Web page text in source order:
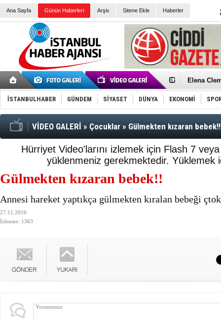
Ana Sayfa Günün Haberleri Arşiv Sitene Ekle Haberler
Elena
Düşük
Türk
Töreninde
İkinci El
Guguk
Sneaker
Yeri
Ceza
Kayyum
'Kurultay
İtalyan
İSTANBULHABER GÜNDEM SİYASET DÜNYA EKONOMİ
VİDEO GALERİ » Çocuklar » Gülmekten kızaran bebek!!
Hürriyet Video'larını izlemek için Flash 7
yüklenmeniz gerekmektedir. Yüklemek
Gülmekten kızaran bebek!!
Annesi hareket yaptıkça gülmekten kıralan bebeği
27.11.2010
İzlenme: 1363